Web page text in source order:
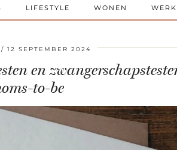
LIFESTYLE WONEN WERK
12 SEPTEMBER 2024
en
to-be